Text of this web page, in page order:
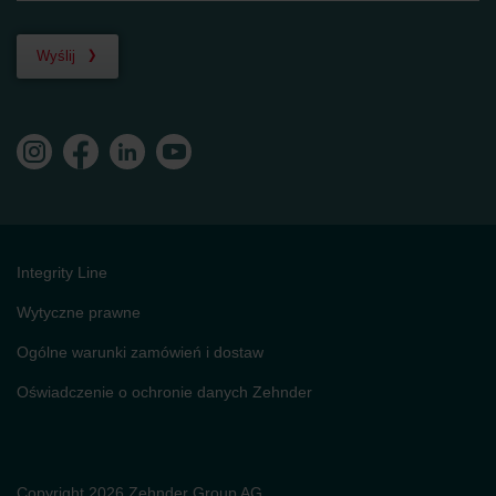
Zehnder Group Schweiz AG: Datenschutz
danych Zehnder
Zehnder Group UK Limited: Privacy Policy
Wyślij
Copyright 2026 Zehnder Group AG
Integrity Line
Wytyczne prawne
Ogólne warunki zamówień i dostaw
Oświadczenie o ochronie danych Zehnder